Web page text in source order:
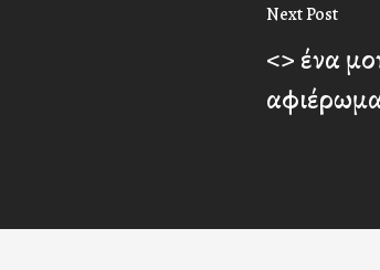
Next Post
<> ένα